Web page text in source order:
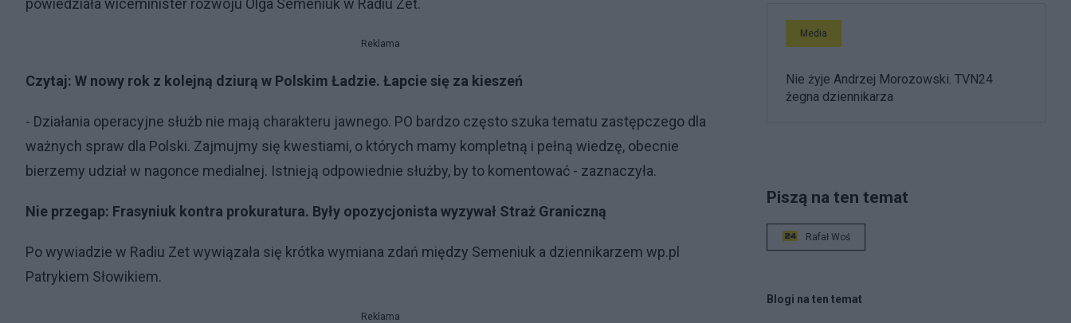
powiedziała wiceminister rozwoju Olga Semeniuk w Radiu Zet.
Reklama
Czytaj: W nowy rok z kolejną dziurą w Polskim Ładzie. Łapcie się za kieszeń
- Działania operacyjne służb nie mają charakteru jawnego. PO bardzo często szuka tematu zastępczego dla
ważnych spraw dla Polski. Zajmujmy się kwestiami, o których mamy kompletną i pełną wiedzę, obecnie
bierzemy udział w nagonce medialnej. Istnieją odpowiednie służby, by to komentować - zaznaczyła.
Nie przegap: Frasyniuk kontra prokuratura. Były opozycjonista wyzywał Straż Graniczną
Po wywiadzie w Radiu Zet wywiązała się krótka wymiana zdań między Semeniuk a dziennikarzem wp.pl
Patrykiem Słowikiem.
Reklama
Media
Nie żyje Andrzej Morozowski. TVN24
żegna dziennikarza
Piszą na ten temat
Rafał Woś
Blogi na ten temat